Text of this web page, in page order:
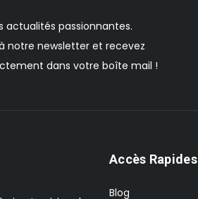
actualités passionnantes.
notre newsletter et recevez
dans votre boîte mail !
Accès Rapides
Blog